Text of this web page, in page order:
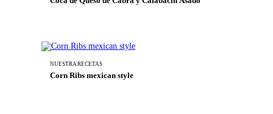
NUESTRA RECETAS
Corn Ribs mexican style